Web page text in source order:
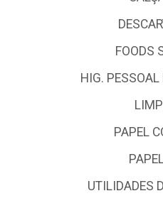
FOODS
HIG.
PAPEL
UTILIDADES